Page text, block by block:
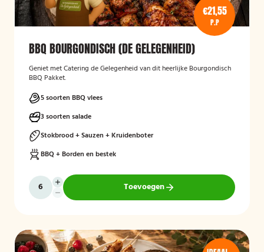
€21,55
P.P
BBQ BOURGONDISCH (DE GELEGENHEID)
Geniet met Catering de Gelegenheid van dit heerlijke Bourgondisch
BBQ Pakket.
5 soorten BBQ vlees
3 soorten salade
Stokbrood + Sauzen + Kruidenboter
BBQ + Borden en bestek
Toevoegen